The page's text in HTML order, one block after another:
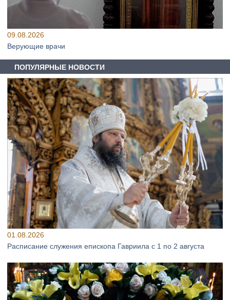
09.08.2026
Верующие врачи
ПОПУЛЯРНЫЕ НОВОСТИ
01.08.2026
Расписание служения епископа Гавриила с 1 по 2 августа